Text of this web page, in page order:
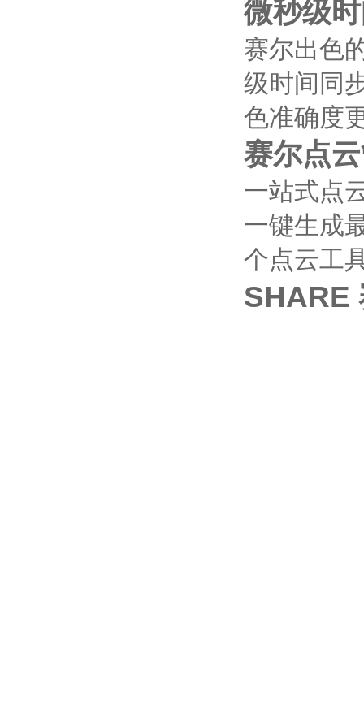
微秒级
赛尔出色
级时间同
色准确度
赛尔点
一站式点
一键生成
个点云工
SHARE